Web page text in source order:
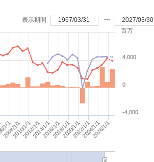
百万
1/1
2008/1/12010/1/12012/1/12014/1/12016/1/12018/1/12020/1/12022/1/12024/1/12026/1/1
0
4,000
-4,000
表示期間 1967/03/31 〜 2027/03/30